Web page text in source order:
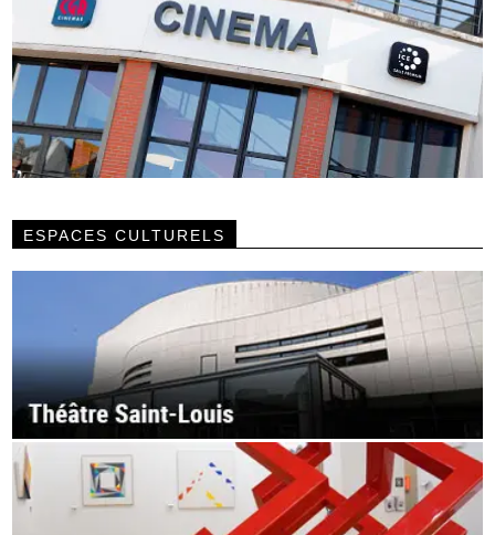
ESPACES CULTURELS